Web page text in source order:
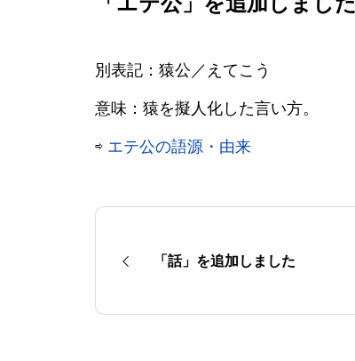
いて
別表記：猿公／えてこう
意味：猿を擬人化した言い方。
⇨ エテ公の語源・由来
「話」を追加しました